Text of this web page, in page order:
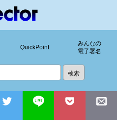
QuickPoint
みんなの
電子署名